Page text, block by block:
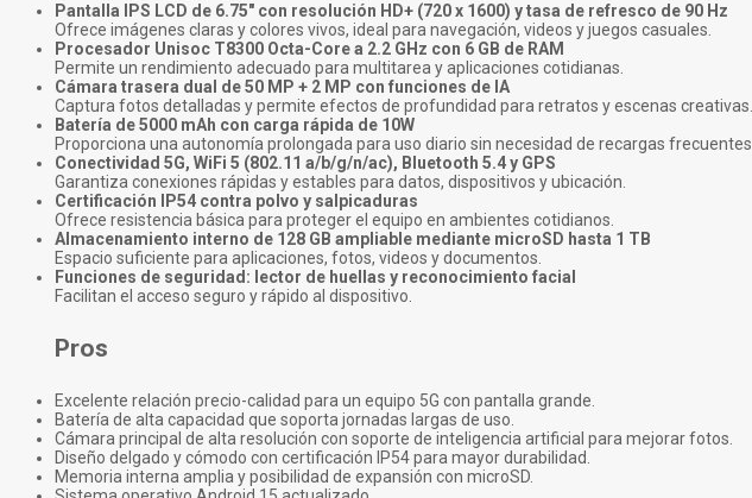
Pantalla IPS LCD de 6.75" con resolución HD+ (720 x 1600) y tasa de refresco de 90 Hz
Ofrece imágenes claras y colores vivos, ideal para navegación, videos y juegos casuales.
Procesador Unisoc T8300 Octa-Core a 2.2 GHz con 6 GB de RAM
Permite un rendimiento adecuado para multitarea y aplicaciones cotidianas.
Cámara trasera dual de 50 MP + 2 MP con funciones de IA
Captura fotos detalladas y permite efectos de profundidad para retratos y escenas creativas.
Batería de 5000 mAh con carga rápida de 10W
Proporciona una autonomía prolongada para uso diario sin necesidad de recargas frecuentes.
Conectividad 5G, WiFi 5 (802.11 a/b/g/n/ac), Bluetooth 5.4 y GPS
Garantiza conexiones rápidas y estables para datos, dispositivos y ubicación.
Certificación IP54 contra polvo y salpicaduras
Ofrece resistencia básica para proteger el equipo en ambientes cotidianos.
Almacenamiento interno de 128 GB ampliable mediante microSD hasta 1 TB
Espacio suficiente para aplicaciones, fotos, videos y documentos.
Funciones de seguridad: lector de huellas y reconocimiento facial
Facilitan el acceso seguro y rápido al dispositivo.
Pros
Excelente relación precio-calidad para un equipo 5G con pantalla grande.
Batería de alta capacidad que soporta jornadas largas de uso.
Cámara principal de alta resolución con soporte de inteligencia artificial para mejorar fotos.
Diseño delgado y cómodo con certificación IP54 para mayor durabilidad.
Memoria interna amplia y posibilidad de expansión con microSD.